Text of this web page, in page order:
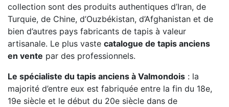
collection sont des produits authentiques d’Iran, de
Turquie, de Chine, d’Ouzbékistan, d’Afghanistan et de
bien d’autres pays fabricants de tapis à valeur
artisanale. Le plus vaste catalogue de tapis anciens
en vente par des professionnels.
Le spécialiste du tapis anciens à Valmondois : la
majorité d’entre eux est fabriquée entre la fin du 18e,
19e siècle et le début du 20e siècle dans de